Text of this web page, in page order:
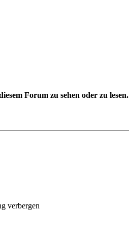
Forum zu sehen oder zu lesen.
verbergen